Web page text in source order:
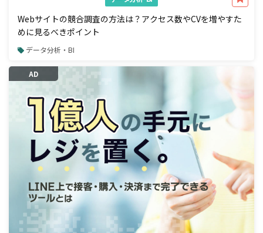
Webサイトの競合調査の方法は？アクセス数やCVを増やすた
めに見るべきポイント
データ分析・BI
AD